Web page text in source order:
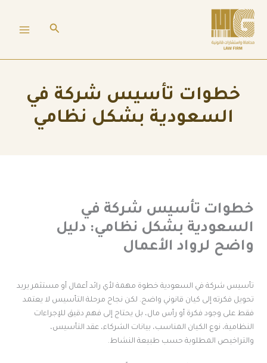
البحث
خطوات تأسيس شركة في
السعودية بشكل نظامي
تأسيس شركة في
بشكل نظامي: دليل
لرواد الأعمال
شركة في السعودية خطوة مهمة لأي رائد أعمال أو مستثمر يريد
فكرته إلى كيان قانوني واضح. لكن نجاح مرحلة التأسيس لا يعتمد
على وجود فكرة أو رأس مال، بل يحتاج إلى فهم دقيق للإجراءات
نوع الكيان المناسب، بيانات الشركاء، عقد التأسيس،
المطلوبة حسب طبيعة النشاط.